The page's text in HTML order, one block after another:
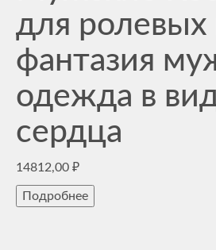
для ролевых
фантазия
одежда в
сердца
14812,00 ₽
Подробнее